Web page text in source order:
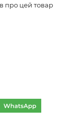
про цей товар